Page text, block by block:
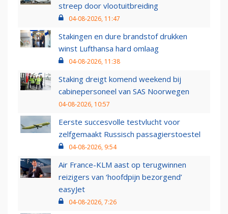
streep door vlootuitbreiding
04-08-2026, 11:47
Stakingen en dure brandstof drukken
winst Lufthansa hard omlaag
04-08-2026, 11:38
Staking dreigt komend weekend bij
cabinepersoneel van SAS Noorwegen
04-08-2026, 10:57
Eerste succesvolle testvlucht voor
zelfgemaakt Russisch passagierstoestel
04-08-2026, 9:54
Air France-KLM aast op terugwinnen
reizigers van ‘hoofdpijn bezorgend’
easyJet
04-08-2026, 7:26